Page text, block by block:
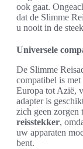
ook gaat.
dat de Slimme
u nooit in de
Universele
De Slimme
compatibel is
Europa tot Azië,
adapter is
zich geen zorgen
reisstekker,
uw apparaten
bent.